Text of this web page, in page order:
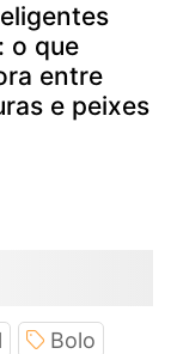
o que
entre
e peixes
Bolo